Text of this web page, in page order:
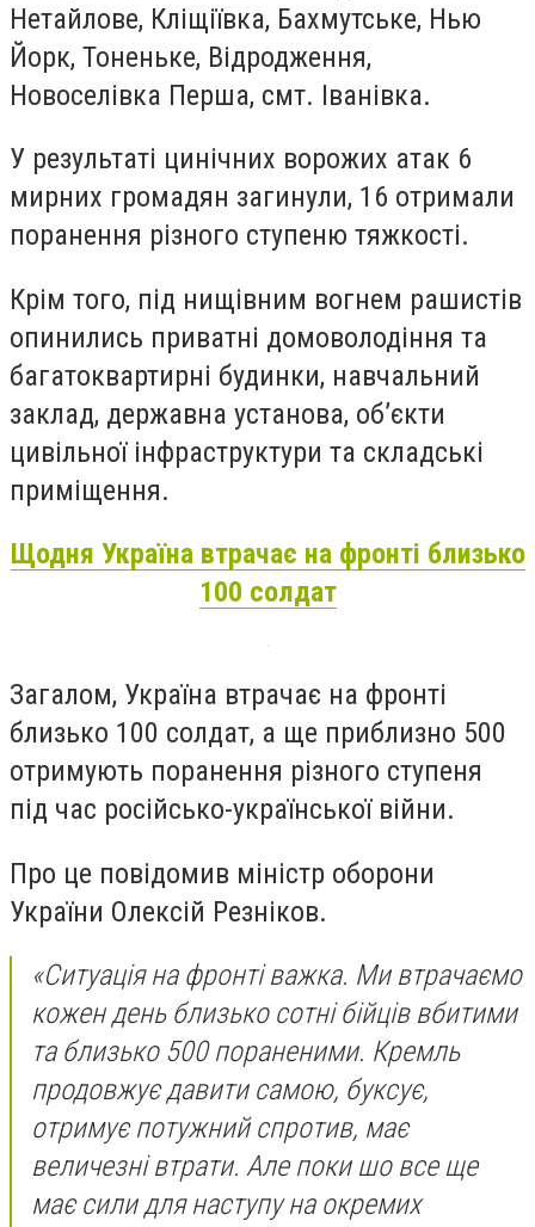
Нетайлове, Кліщіївка, Бахмутське, Нью
Йорк, Тоненьке, Відродження,
Новоселівка Перша, смт. Іванівка.
У результаті цинічних ворожих атак 6
мирних громадян загинули, 16 отримали
поранення різного ступеню тяжкості.
Крім того, під нищівним вогнем рашистів
опинились приватні домоволодіння та
багатоквартирні будинки, навчальний
заклад, державна установа, об’єкти
цивільної інфраструктури та складські
приміщення.
Щодня Україна втрачає на фронті близько
100 солдат
Загалом, Україна втрачає на фронті
близько 100 солдат, а ще приблизно 500
отримують поранення різного ступеня
під час російсько-української війни.
Про це повідомив міністр оборони
України Олексій Резніков.
«Ситуація на фронті важка. Ми втрачаємо
кожен день близько сотні бійців вбитими
та близько 500 пораненими. Кремль
продовжує давити самою, буксує,
отримує потужний спротив, має
величезні втрати. Але поки шо все ще
має сили для наступу на окремих